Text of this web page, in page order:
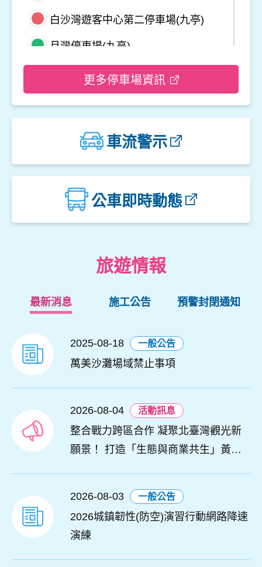
白沙灣遊客中心第二停車場(九亭)
月灣停車場(九亭)
野柳地質公園停車場
觀音山遊客中心停車場一
楓櫃斗湖停車場
中角灣停車場
更多停車場資訊
車流警示
公車即時動態
旅遊情報
最新消息
2025-08-18 一般公告
萬美沙灘場域禁止事項
2026-08-04 活動訊息
整合戰力跨區合作 凝聚北臺灣觀光新
願景！ 打造「生態與商業共生」黃金
2026-08-03 一般公告
2026城鎮韌性(防空)演習行動網路降速
演練
施工公告 預警封閉通知